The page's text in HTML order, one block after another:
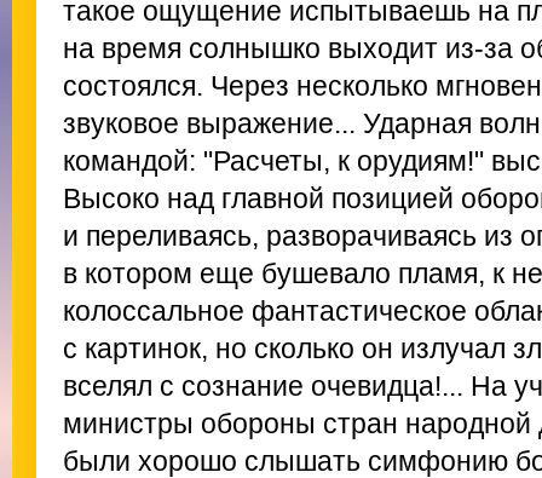
такое ощущение испытываешь на
на время солнышко выходит из-за
состоялся. Через несколько
звуковое выражение... Ударная
командой: "Расчеты, к орудиям!"
Высоко над главной позицией
и переливаясь, разворачиваясь из
в котором еще бушевало пламя, к
колоссальное фантастическое
с картинок, но сколько он излучал
вселял с сознание очевидца!... На
министры обороны стран
были хорошо слышать симфонию